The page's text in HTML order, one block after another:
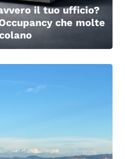
il tuo ufficio?
che molte